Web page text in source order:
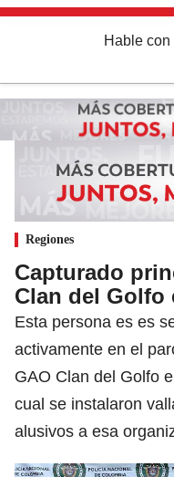
Hable con
Regiones
Capturado
Clan del Golfo
Esta persona es es
activamente en el
GAO Clan del Golfo
cual se instalaron
alusivos a esa